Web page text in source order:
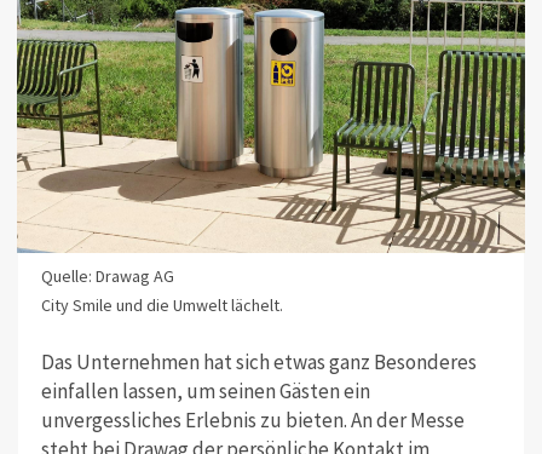
Quelle: Drawag AG
City Smile und die Umwelt lächelt.
Das Unternehmen hat sich etwas ganz Besonderes
einfallen lassen, um seinen Gästen ein
unvergessliches Erlebnis zu bieten. An der Messe